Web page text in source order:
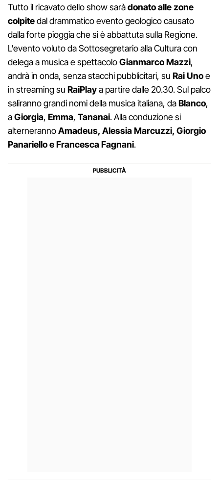
Tutto il ricavato dello show saràdonato alle zone
colpitedal drammatico evento geologico causato
dalla forte pioggia che si è abbattuta sulla Regione.
L'evento voluto da Sottosegretario alla Cultura con
delega a musica e spettacoloGianmarco Mazzi,
andrà in onda, senza stacchi pubblicitari, su Rai Unoe
in streaming su RaiPlaya partire dalle 20.30. Sul palco
saliranno grandi nomi della musica italiana, daBlanco,
aGiorgia, Emma, Tananai. Alla conduzione si
alternerannoAmadeus, Alessia Marcuzzi, Giorgio
Panariello e Francesca Fagnani.